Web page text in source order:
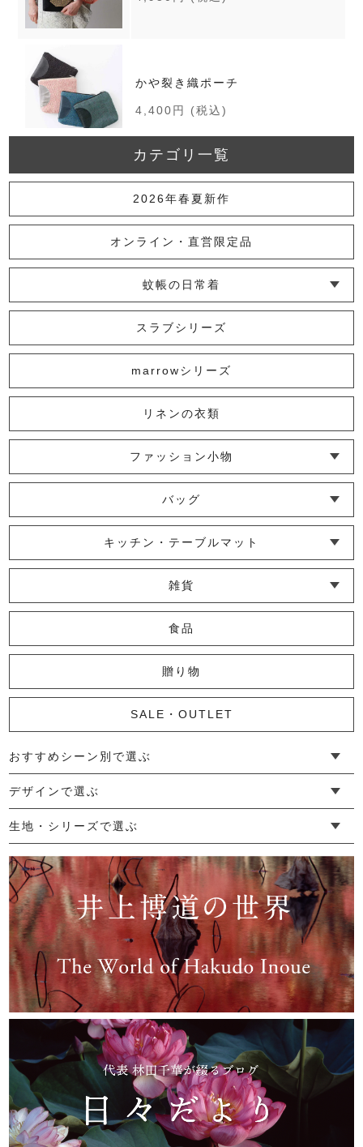
かや裂き織ポーチ
4,400円 (税込)
【リニューアル】marrowコート
39,600円 (税込)
かやキッチンアームカバー
2,530円 (税込)
古代米 黒もち米
540円 (税込)
かや裂き織ショルダーバッグ
14,300円 (税込)
小紋丸巾着ポシェット
4,950円 (税込)
かや洗える座布団【受注生産】
リネンカバーソックス
1,540円 (税込)
カテゴリ一覧
2026年春夏新作
オンライン・直営限定品
蚊帳の日常着
└ インナー
└ トップス
└ ワンピース
└ パンツ
└ スカート
└ 羽織りもの
└ キッズ・ベビー
スラブシリーズ
marrowシリーズ
リネンの衣類
ファッション小物
└ ショール・ストール
└ マスク
└ 靴下・アームカバー
バッグ
└ ポシェット・ショルダーバッグ
└ トートバッグ
└ 巾着バッグ
キッチン・テーブルマット
└ 蚊帳のふきん
└ かっぽう着・エプロン
└ その他キッチン小物
└ コースター
└ ランチョンマット・プレースマット
└ テーブルランナー・テーブルセンター
雑貨
└ その他小物
└ タオル・ハンカチ
└ ポーチ
└ インテリア
食品
贈り物
SALE・OUTLET
おすすめシーン別で選ぶ
└ 新生活
└ 和装
└ 旅行
└ 快眠
└ お祝い
デザインで選ぶ
└ ゆったりデザイン
└ 小柄さんにおすすめデザイン
└ 袖付きデザイン
└ メンズ・ユニセックスデザイン
└ 暮らしの黒色特集
生地・シリーズで選ぶ
└ 手紬手織り麻
└ 先染め麻
└ からみ織
└ グレーズリネン
└ 綿麻帆布
└ リネンツイード
└ リネンハンプ
└ ざっくり麻
└ オーガニックの蚊帳
└ かやキノミシリーズ
└ ふちどりシリーズ
└ 花紋シリーズ
└ 小紋シリーズ
└ 華わびシリーズ
└ 波ステッチシリーズ
└ あゆみ鹿シリーズ
└ 森の鹿シリーズ
└ まほろばシリーズ
└ 刺し子渦シリーズ
└ 革の水玉シリーズ
└ 新ビオシリーズ